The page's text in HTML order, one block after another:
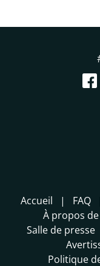
Accueil FAQ
À propos de
Salle de presse
Politique